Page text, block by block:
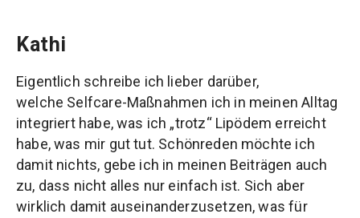
Kathi
Eigentlich schreibe ich lieber darüber,
welche Selfcare-Maßnahmen ich in meinen Alltag
integriert habe, was ich „trotz“ Lipödem erreicht
habe, was mir gut tut. Schönreden möchte ich
damit nichts, gebe ich in meinen Beiträgen auch
zu, dass nicht alles nur einfach ist. Sich aber
wirklich damit auseinanderzusetzen, was für